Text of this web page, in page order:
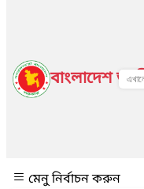
বাংলাদেশ
মেনু নির্বাচন করুন